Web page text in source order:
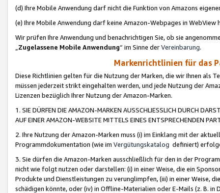
(d) Ihre Mobile Anwendung darf nicht die Funktion von Amazons
(e) Ihre Mobile Anwendung darf keine Amazon-Webpages in WebView
Wir prüfen Ihre Anwendung und benachrichtigen Sie, ob sie
„Zugelassene Mobile Anwendung“ im Sinne derVereinbarung.
Markenrichtlinien für das
Diese Richtlinien gelten für die Nutzung der Marken, die wir Ihnen als
müssen jederzeit strikt eingehalten werden, und jede Nutzung der
Lizenzen bezüglich Ihrer Nutzung der Amazon-Marken.
1. SIE DÜRFEN DIE AMAZON-MARKEN AUSSCHLIESSLICH DURCH
AUF EINER AMAZON-WEBSITE MITTELS EINES ENTSPRECHENDEN
2. Ihre Nutzung der Amazon-Marken muss (i) im Einklang mit der
Programmdokumentation (wie im Vergütungskatalog definiert)
3. Sie dürfen die Amazon-Marken ausschließlich für den in der
nicht wie folgt nutzen oder darstellen: (i) in einer Weise, die ein
Produkte und Dienstleistungen zu verunglimpfen, (iii) in einer Weise,
schädigen könnte, oder (iv) in Offline-Materialien oder E-Mails (z. B. in